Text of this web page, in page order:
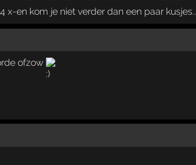
x-en kom je niet verder dan een paar kusjes..
ofzow